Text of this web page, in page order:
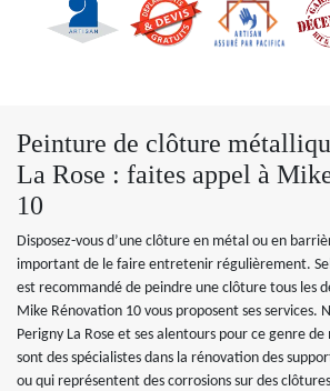
Peinture de clôture
La Rose : faites appel à
10
Disposez-vous d’une clôture en métal ou en
important de le faire entretenir régulièrement.
est recommandé de peindre une clôture tous les
Mike Rénovation 10 vous proposent ses services.
Perigny La Rose et ses alentours pour ce genre
sont des spécialistes dans la rénovation des
ou qui représentent des corrosions sur des